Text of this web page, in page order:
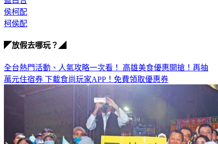
侯柯配
柯侯配
◤放假去哪玩？◢
全台熱門活動、人氣攻略一次看！ 高雄美食優惠開搶！再抽
萬元住宿券 下載食尚玩家APP！免費領取優惠券